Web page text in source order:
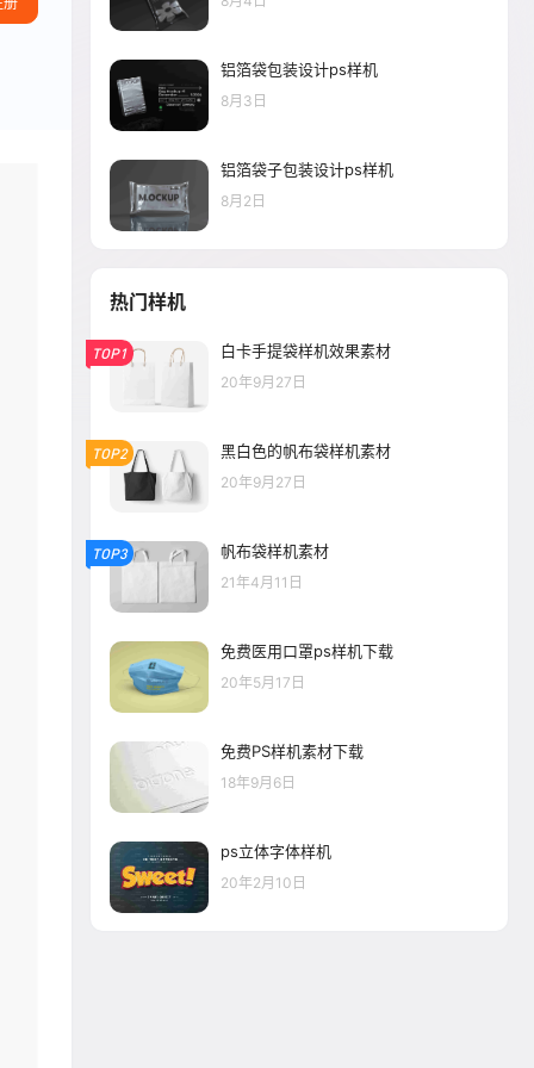
铝箔袋包装设计ps样机
8月3日
铝箔袋子包装设计ps样机
8月2日
热门样机
TOP1 白卡手提袋样机效果素材
20年9月27日
TOP2 黑白色的帆布袋样机素材
20年9月27日
TOP3 帆布袋样机素材
21年4月11日
免费医用口罩ps样机下载
20年5月17日
免费PS样机素材下载
18年9月6日
ps立体字体样机
20年2月10日